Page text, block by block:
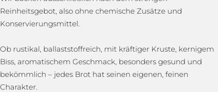
Reinheitsgebot, also ohne chemische Zusätze und
Konservierungsmittel.
Ob rustikal, ballaststoffreich, mit kräftiger Kruste, kernigem
Biss, aromatischem Geschmack, besonders gesund und
bekömmlich – jedes Brot hat seinen eigenen, feinen
Charakter.